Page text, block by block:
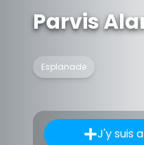
Parvis
Esplanade
J'y suis